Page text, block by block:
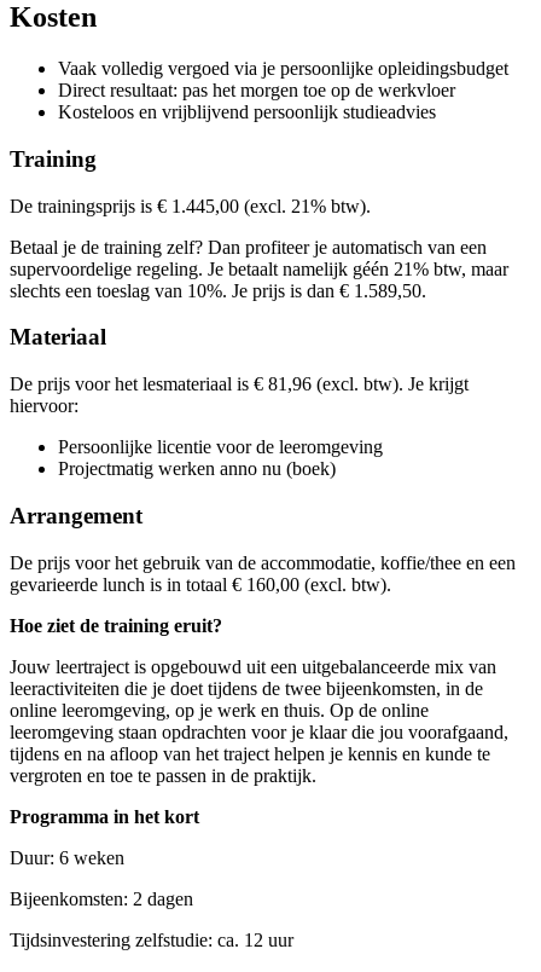
Gardens Business Centre Oudlaen
Prijs
Bekijk prijsopbouw
don12-11-20269:30 - 16:30
don26-11-20269:30 - 16:30
Adres
Bekijk route
Prijs
€ 1.686,96
Kies deze startdatum
Lesdagen
maa10-05-20279:30 - 16:30
Kosten
Vaak volledig vergoed via je persoonlijke opleidingsbudget
Direct resultaat: pas het morgen toe op de werkvloer
Kosteloos en vrijblijvend persoonlijk studieadvies
Training
De trainingsprijs is € 1.445,00 (excl. 21% btw).
Betaal je de training zelf? Dan profiteer je automatisch van een
supervoordelige regeling. Je betaalt namelijk géén 21% btw, maar
slechts een toeslag van 10%. Je prijs is dan € 1.589,50.
Materiaal
De prijs voor het lesmateriaal is € 81,96 (excl. btw). Je krijgt
hiervoor:
Persoonlijke licentie voor de leeromgeving
Projectmatig werken anno nu (boek)
Arrangement
De prijs voor het gebruik van de accommodatie, koffie/thee en een
gevarieerde lunch is in totaal € 160,00 (excl. btw).
Hoe ziet de training eruit?
Jouw leertraject is opgebouwd uit een uitgebalanceerde mix van
leeractiviteiten die je doet tijdens de twee bijeenkomsten, in de
online leeromgeving, op je werk en thuis. Op de online
leeromgeving staan opdrachten voor je klaar die jou voorafgaand,
tijdens en na afloop van het traject helpen je kennis en kunde te
vergroten en toe te passen in de praktijk.
Programma in het kort
Duur: 6 weken
Bijeenkomsten: 2 dagen
Tijdsinvestering zelfstudie: ca. 12 uur